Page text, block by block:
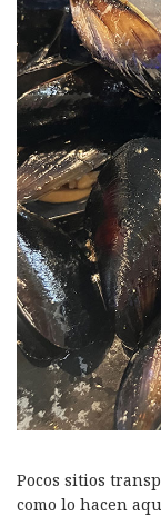
Pocos sitios
como lo hacen